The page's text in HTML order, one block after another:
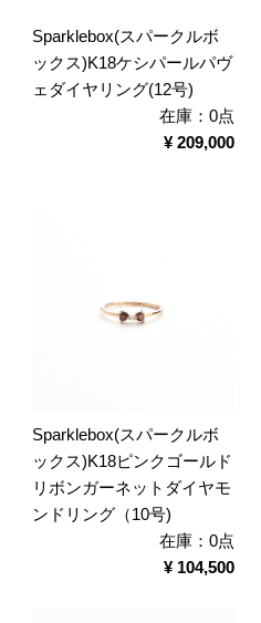
Sparklebox(スパークルボ
ックス)K18ケシパールパヴ
ェダイヤリング(12号)
在庫：0点
¥ 209,000
Sparklebox(スパークルボ
ックス)K18ピンクゴールド
リボンガーネットダイヤモ
ンドリング（10号)
在庫：0点
¥ 104,500